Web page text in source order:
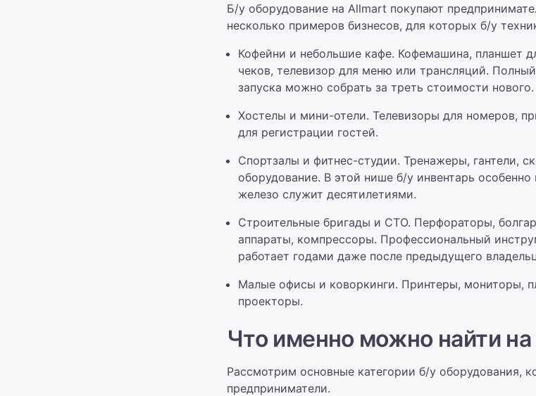
Б/у оборудование на Allmart покупают
несколько примеров бизнесов, для которых б/у
Кофейни и небольшие кафе. Кофемашина, планшет
чеков, телевизор для меню или трансляций.
запуска можно собрать за треть стоимости нового.
Хостелы и мини-отели. Телевизоры для номеров,
для регистрации гостей.
Спортзалы и фитнес-студии. Тренажеры, гантели,
оборудование. В этой нише б/у инвентарь особенно
железо служит десятилетиями.
Строительные бригады и СТО. Перфораторы,
аппараты, компрессоры. Профессиональный
работает годами даже после предыдущего
Малые офисы и коворкинги. Принтеры, мониторы,
проекторы.
Что именно можно найти
Рассмотрим основные категории б/у оборудования,
предприниматели.